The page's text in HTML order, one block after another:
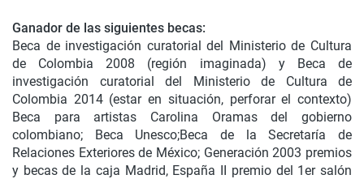
Ganador de las siguientes becas:
Beca de investigación curatorial del Ministerio de Cultura
de Colombia 2008 (región imaginada) y Beca de
investigación curatorial del Ministerio de Cultura de
Colombia 2014 (estar en situación, perforar el contexto)
Beca para artistas Carolina Oramas del gobierno
colombiano; Beca Unesco;Beca de la Secretaría de
Relaciones Exteriores de México; Generación 2003 premios
y becas de la caja Madrid, España II premio del 1er salón